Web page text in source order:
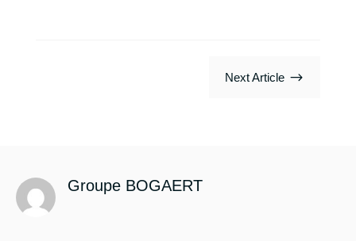
Next Article $
Groupe BOGAERT